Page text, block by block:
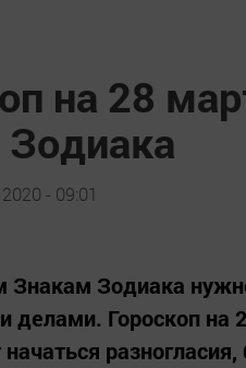
на 28
Зодиака
- 09:01
Знакам Зодиака
делами. Гороскоп на
начаться